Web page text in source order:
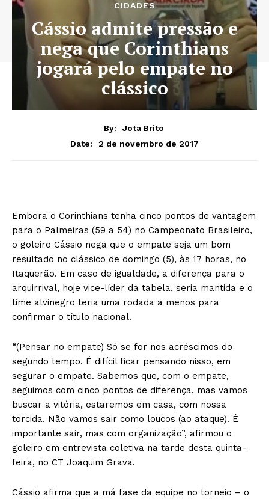
CIDADES
Cássio admite pressão e
nega que Corinthians
jogará pelo empate no
clássico
By:
Jota Brito
Date:
2 de novembro de 2017
Embora o Corinthians tenha cinco pontos de vantagem
para o Palmeiras (59 a 54) no Campeonato Brasileiro,
o goleiro Cássio nega que o empate seja um bom
resultado no clássico de domingo (5), às 17 horas, no
Itaquerão. Em caso de igualdade, a diferença para o
arquirrival, hoje vice-líder da tabela, seria mantida e o
time alvinegro teria uma rodada a menos para
confirmar o título nacional.
“(Pensar no empate) Só se for nos acréscimos do
segundo tempo. É difícil ficar pensando nisso, em
segurar o empate. Sabemos que, com o empate,
seguimos com cinco pontos de diferença, mas vamos
buscar a vitória, estaremos em casa, com nossa
torcida. Não vamos sair como loucos (ao ataque). É
importante sair, mas com organização”, afirmou o
goleiro em entrevista coletiva na tarde desta quinta-
feira, no CT Joaquim Grava.
Cássio afirma que a má fase da equipe no torneio – o